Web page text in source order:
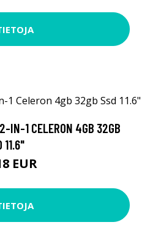
IN-1 CELERON 4GB 32GB
11.6"
EUR